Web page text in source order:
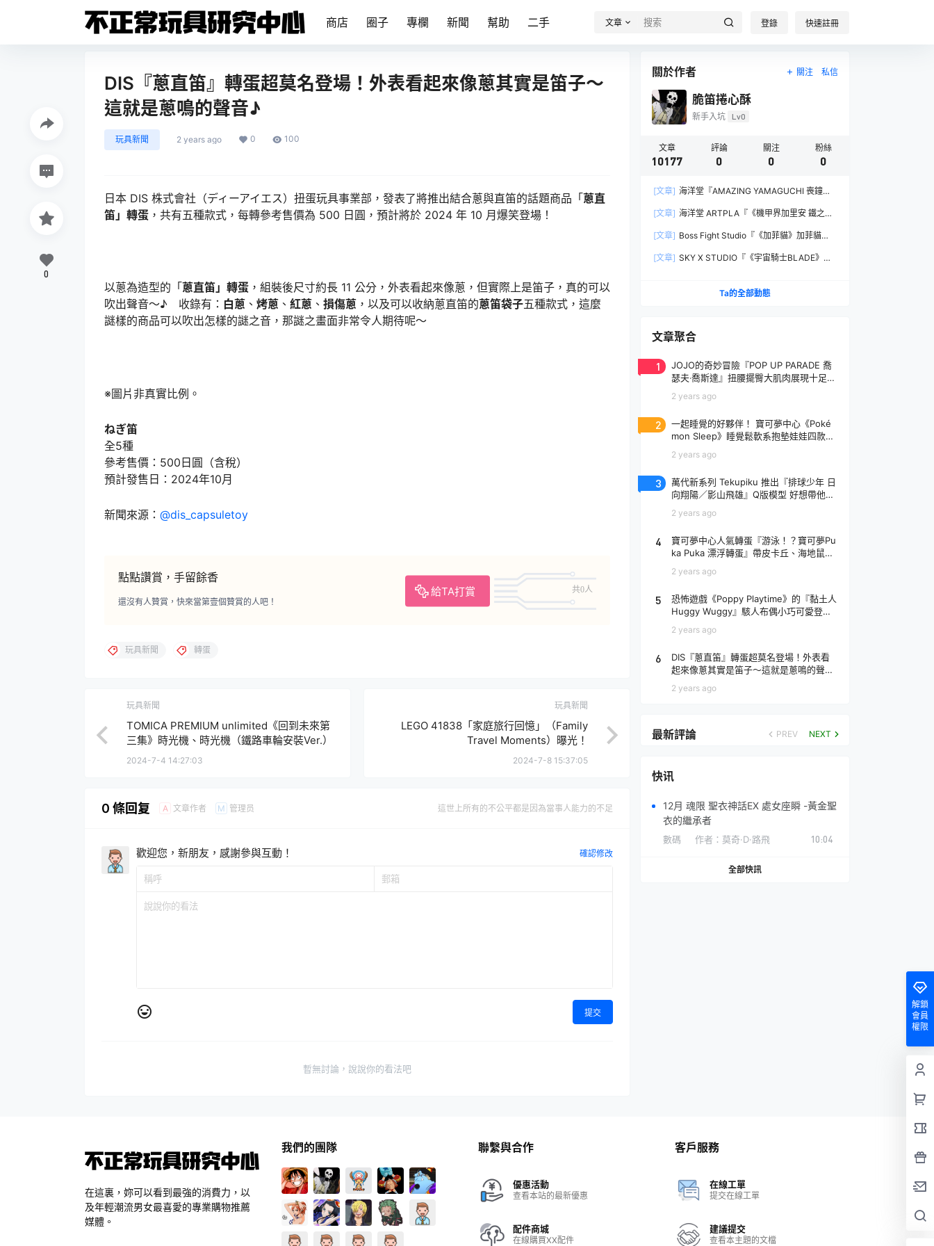
商店 圈子 專欄 新聞 幫助 二手 文章 登錄 快速註冊
DIS『蔥直笛』轉蛋超莫名登場！外表看起來像蔥其實是笛子～
這就是蔥鳴的聲音♪
玩具新聞 2 years ago 0 100
日本 DIS 株式會社（ディーアイエス）扭蛋玩具事業部，發表了將推出結合蔥與直笛的話題商品「蔥直
笛」轉蛋 ，共有五種款式，每轉參考售價為 500 日圓，預計將於 2024 年 10 月爆笑登場！
以蔥為造型的「蔥直笛」轉蛋 ，組裝後尺寸約長 11 公分，外表看起來像蔥，但實際上是笛子，真的可以
吹出聲音～♪ 收錄有： 白蔥 、 烤蔥 、 紅蔥 、 損傷蔥 ，以及可以收納蔥直笛的蔥笛袋子五種款式，這麼
謎樣的商品可以吹出怎樣的謎之音，那謎之畫面非常令人期待呢～
※圖片非真實比例。
ねぎ笛
全5種
參考售價：500日圓（含稅）
預計發售日：2024年10月
新聞來源： @dis_capsuletoy
點點讚賞，手留餘香
給TA打賞 共0人
還沒有人贊賞，快來當第壹個贊賞的人吧！
0
玩具新聞 轉蛋
玩具新聞
TOMICA PREMIUM unlimited《回到未來第
三集》時光機、時光機（鐵路車輪安裝Ver.）
2024-7-4 14:27:03
玩具新聞
LEGO 41838「家庭旅行回憶」（Family
Travel Moments）曝光！
2024-7-8 15:37:05
0 條回复 A 文章作者 M 管理员 這世上所有的不公平都是因為當事人能力的不足
歡迎您，新朋友，感謝參與互動！ 確認修改
提交
暫無討論，說說你的看法吧
關於作者 關注 私信
脆笛捲心酥
新手入坑 Lv0
文章
10177
評論
0
關注
0
粉絲
0
[文章] 海洋堂『AMAZING YAMAGUCHI 喪鐘
之刃與大魄力火焰特效！
[文章] 海洋堂 ARTPLA『《機甲界加里安 鐵之紋
規再現！
[文章] Boss Fight Studio『《加菲貓》加菲貓
受到的龐大份量！
[文章] SKY X STUDIO『《宇宙騎士BLADE》
Ta的全部動態
文章聚合
1
JOJO的奇妙冒險『POP UP PARADE 喬
瑟夫‧喬斯達』扭腰擺臀大肌肉展現十足騷
2 years ago
2
一起睡覺的好夥伴！ 寶可夢中心《Poké
mon Sleep》睡覺鬆軟系抱墊娃娃四款登
2 years ago
3
萬代新系列 Tekupiku 推出『排球少年 日
向翔陽／影山飛雄』Q版模型 好想帶他出
2 years ago
4
寶可夢中心人氣轉蛋『游泳！？寶可夢Pu
ka Puka 漂浮轉蛋』帶皮卡丘、海地鼠去
2 years ago
5
恐怖遊戲《Poppy Playtime》的『黏土人
Huggy Wuggy』駭人布偶小巧可愛登
2 years ago
6
DIS『蔥直笛』轉蛋超莫名登場！外表看
起來像蔥其實是笛子～這就是蔥鳴的聲音
2 years ago
最新評論 PREV NEXT
快讯
12月 魂限 聖衣神話EX 處女座瞬 -黃金聖
衣的繼承者
數碼 作者： 莫奇·D·路飛 10:04
全部快訊
解鎖
會員
權限
在這裏，妳可以看到最強的消費力，以
及年輕潮流男女最喜愛的專業購物推薦
媒體。
我們的團隊 聯繫與合作
優惠活動
查看本站的最新優惠
配件商城
在線購買XX配件
客戶服務
在線工單
提交在線工單
建議提交
查看本主題的文檔